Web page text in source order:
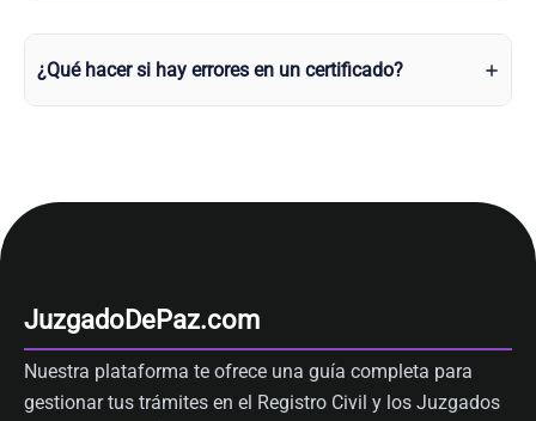
¿Qué hacer si hay errores en un certificado?
JuzgadoDePaz.com
Nuestra plataforma te ofrece una guía completa para
gestionar tus trámites en el Registro Civil y los Juzgados